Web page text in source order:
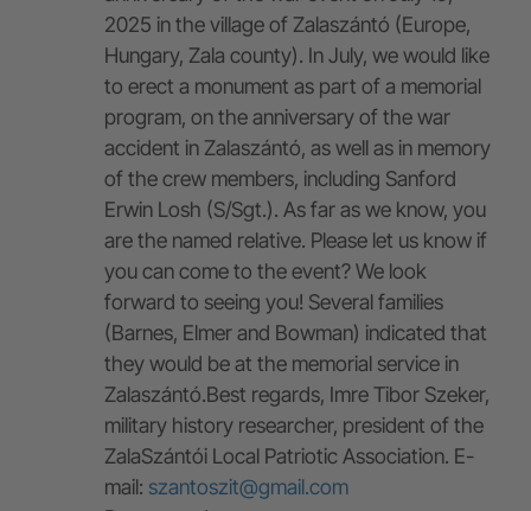
2025 in the village of Zalaszántó (Europe,
Hungary, Zala county). In July, we would like
to erect a monument as part of a memorial
program, on the anniversary of the war
accident in Zalaszántó, as well as in memory
of the crew members, including Sanford
Erwin Losh (S/Sgt.). As far as we know, you
are the named relative. Please let us know if
you can come to the event? We look
forward to seeing you! Several families
(Barnes, Elmer and Bowman) indicated that
they would be at the memorial service in
Zalaszántó.Best regards, Imre Tibor Szeker,
military history researcher, president of the
ZalaSzántói Local Patriotic Association. E-
mail: szantoszit@gmail.com